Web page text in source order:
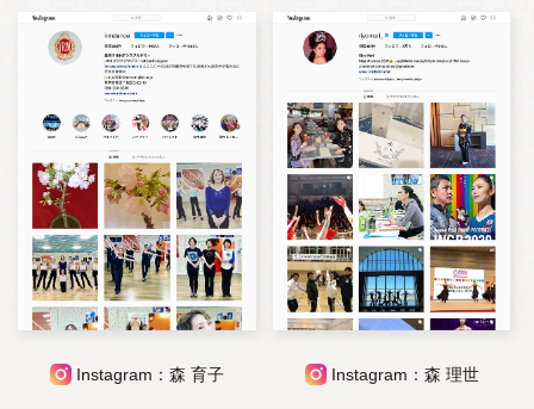
Instagram：森 育子 Instagram：森 理世